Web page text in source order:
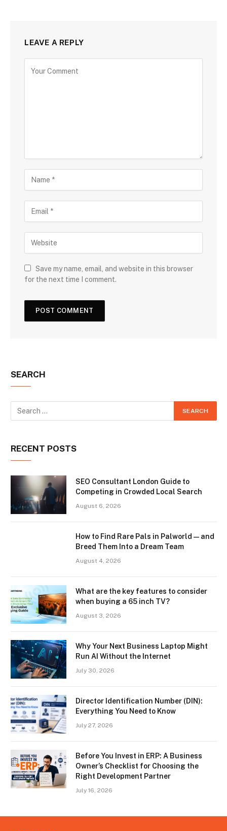
LEAVE A REPLY
Save my name, email, and website in this browser
for the next time I comment.
SEARCH
RECENT POSTS
SEO Consultant London Guide to
Competing in Crowded Local Search
August 6, 2026
How to Find Rare Pals in Palworld — and
Breed Them Into a Dream Team
August 4, 2026
What are the key features to consider
when buying a 65 inch TV?
August 3, 2026
Why Your Next Business Laptop Might
Run AI Without the Internet
July 30, 2026
Director Identification Number (DIN):
Everything You Need to Know
July 27, 2026
Before You Invest in ERP: A Business
Owner’s Checklist for Choosing the
Right Development Partner
July 16, 2026